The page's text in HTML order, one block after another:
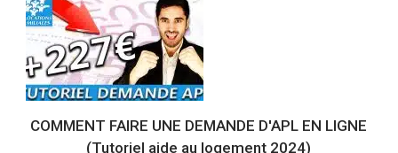
COMMENT FAIRE UNE DEMANDE D'APL EN LIGNE
(Tutoriel aide au logement 2024)